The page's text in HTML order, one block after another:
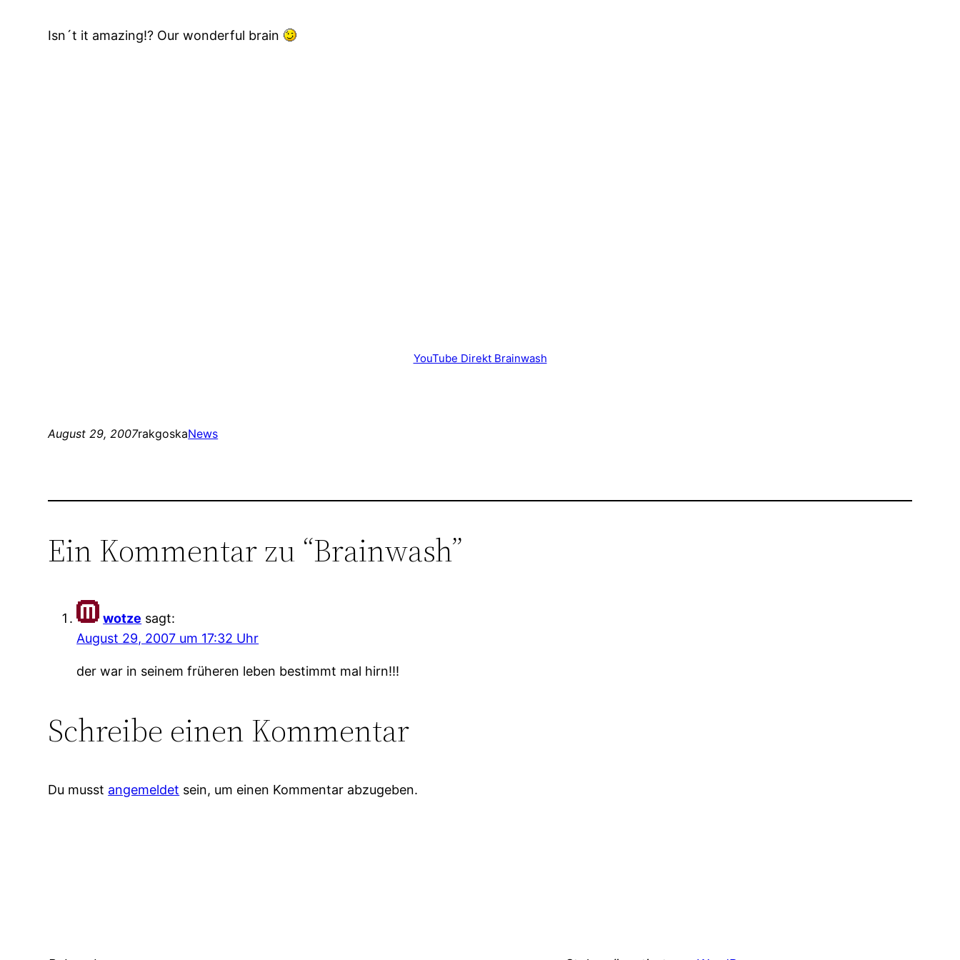
Isn´t it amazing!? Our wonderful brain
YouTube Direkt Brainwash
August 29, 2007rakgoskaNews
Ein Kommentar zu “Brainwash”
wotze sagt:
August 29, 2007 um 17:32 Uhr
der war in seinem früheren leben bestimmt mal hirn!!!
Schreibe einen Kommentar
Du musst angemeldet sein, um einen Kommentar abzugeben.